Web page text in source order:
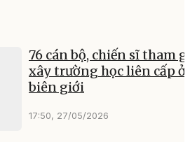
76 cán bộ, chiến sĩ tham
xây trường học liên cấp ở
biên giới
17:50, 27/05/2026